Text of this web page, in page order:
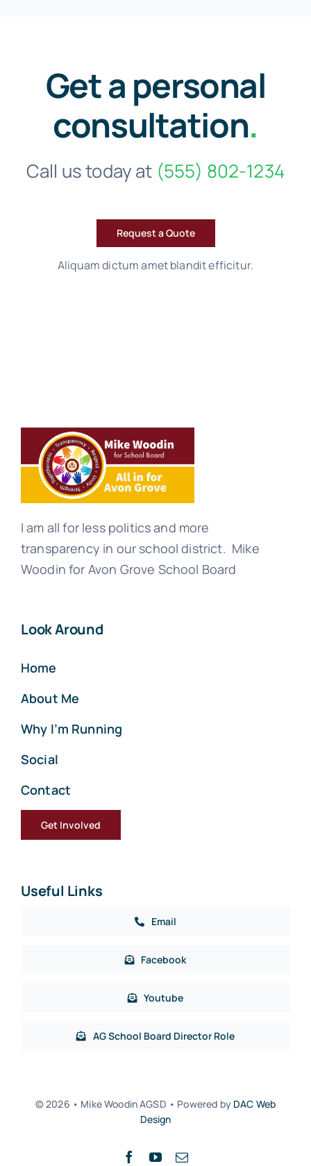
Get a personal
consultation.
Call us today at (555) 802-1234
Request a Quote
Aliquam dictum amet blandit efficitur.
I am all for less politics and more
transparency in our school district. Mike
Woodin for Avon Grove School Board
Look Around
Home
About Me
Why I’m Running
Social
Contact
Get Involved
Useful Links
Email
Facebook
Youtube
AG School Board Director Role
© 2026 • Mike Woodin AGSD • Powered by DAC Web
Design